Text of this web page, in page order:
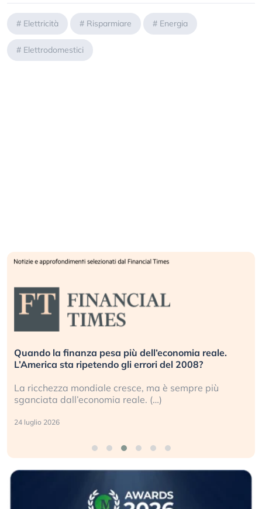
# Elettricità # Risparmiare # Energia
# Elettrodomestici
Russia e Cina pronti a spegnere Starlink. Gli
investitori stanno sottovalutando il rischio?
Gli investitori tech continuano a ignorare il rischio
geopolitico: il (…)
17 luglio 2026